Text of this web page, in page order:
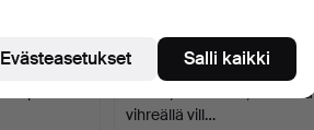
Sohva, 1940-luku, verhoiltu
vihreällä vill…
Evästeasetukset Salli kaikki